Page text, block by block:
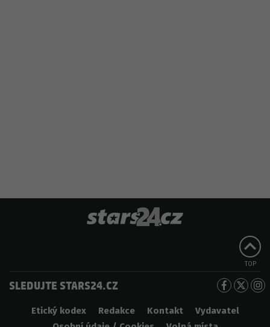
TOP
SLEDUJTE STARS24.CZ
Etický kodex Redakce Kontakt
Vydavatel